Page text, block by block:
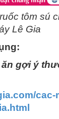
tôm sú
Lê Gia
ăn gợi ý
cac-